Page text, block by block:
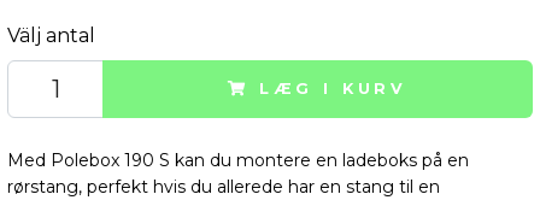
Välj antal
LÆG I KURV
Med Polebox 190 S kan du montere en ladeboks på en
rørstang, perfekt hvis du allerede har en stang til en